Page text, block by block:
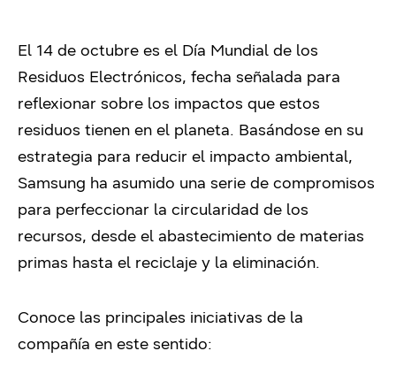
El 14 de octubre es el Día Mundial de los
Residuos Electrónicos, fecha señalada para
reflexionar sobre los impactos que estos
residuos tienen en el planeta. Basándose en su
estrategia para reducir el impacto ambiental,
Samsung ha asumido una serie de compromisos
para perfeccionar la circularidad de los
recursos, desde el abastecimiento de materias
primas hasta el reciclaje y la eliminación.
Conoce las principales iniciativas de la
compañía en este sentido: